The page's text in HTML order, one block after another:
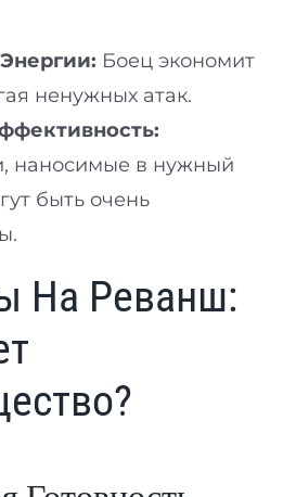
Боец экономит
ненужных атак.
наносимые в нужный
быть очень
На Реванш: